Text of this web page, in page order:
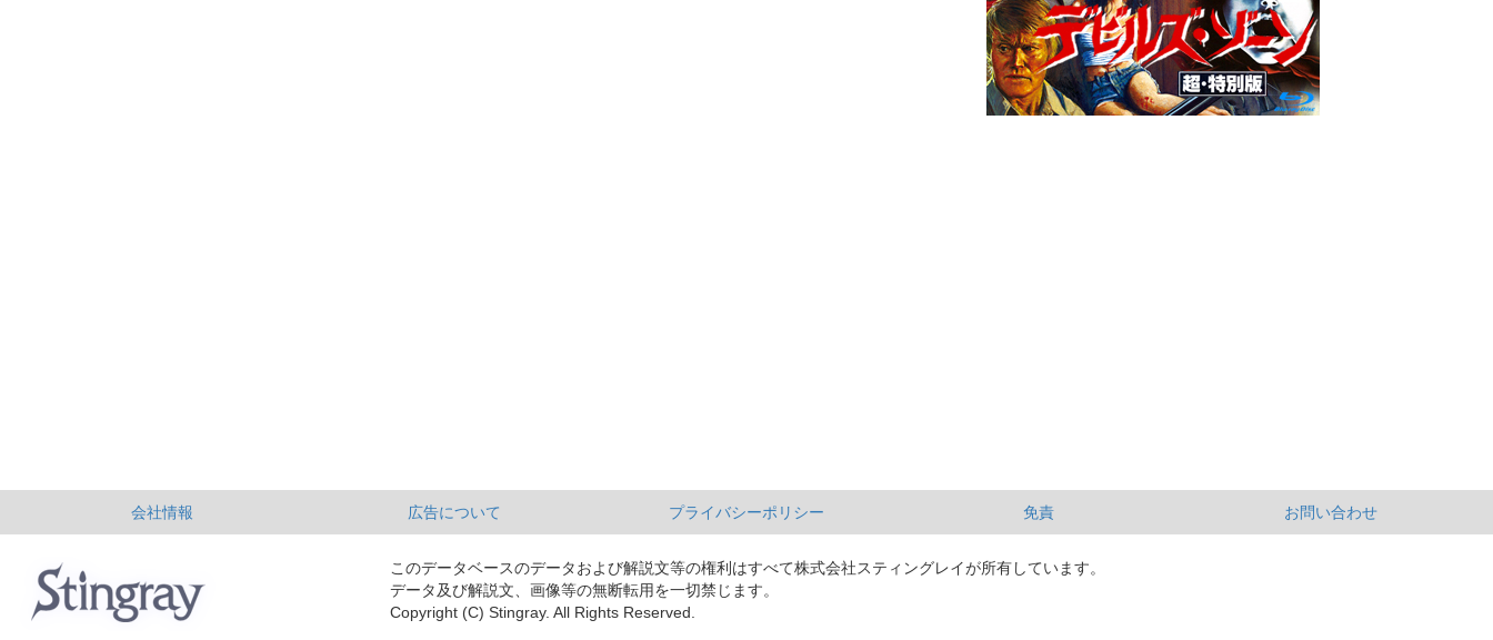
会社情報 広告について プライバシーポリシー 免責 お問い合わせ
このデータベースのデータおよび解説文等の権利はすべて株式会社スティングレイが所有しています。
データ及び解説文、画像等の無断転用を一切禁じます。
Copyright (C) Stingray. All Rights Reserved.